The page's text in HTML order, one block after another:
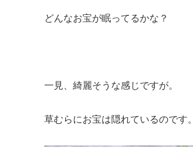
どんなお宝が眠ってるかな？
一見、綺麗そうな感じですが。
草むらにお宝は隠れているのです。